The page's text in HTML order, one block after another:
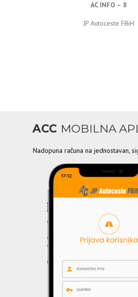
AC INFO – 8
JP Autoceste FBiH
ACC MOBILNA
Nadopuna računa na jednostavan,